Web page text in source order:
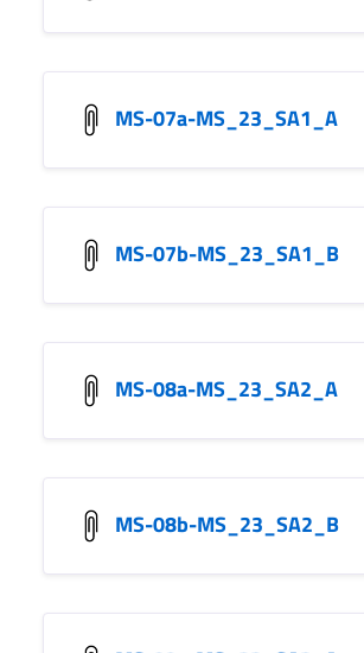
MS-07a-MS_23_SA1_A
MS-07b-MS_23_SA1_B
MS-08a-MS_23_SA2_A
MS-08b-MS_23_SA2_B